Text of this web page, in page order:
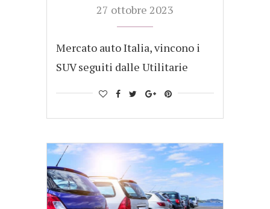
27 ottobre 2023
Mercato auto Italia, vincono i
SUV seguiti dalle Utilitarie